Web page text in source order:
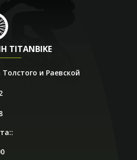
TITANBIKE
и Раевской